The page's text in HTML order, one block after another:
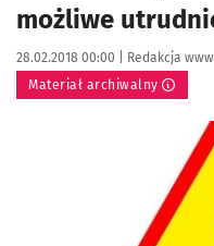
możliwe
Data publikacji:
28.02.2018 00:00 | Autor:
Redakcja
Materiał archiwalny